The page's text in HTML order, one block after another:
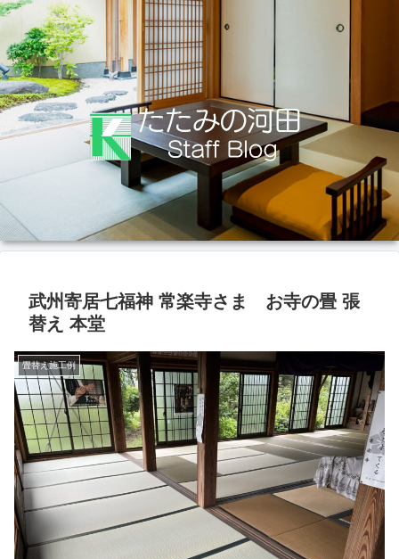
武州寄居七福神 常楽寺さま お寺の畳 張
替え 本堂
畳替え施工例